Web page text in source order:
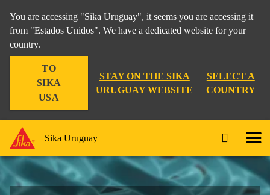
You are accessing "Sika Uruguay", it seems you are accessing it
from "Estados Unidos". We have a dedicated website for your
country.
TO
SIKA
USA
STAY ON THE SIKA
URUGUAY WEBSITE
SELECT A
COUNTRY
Sika Uruguay